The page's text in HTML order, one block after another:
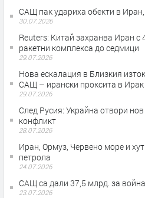
САЩ пак удариха обекти в
30.07.2026
Reuters: Китай захранва Иран с
ракетни комплекса до седмици
29.07.2026
Нова ескалация в Близкия
САЩ – ирански проксита в Ирак
29.07.2026
След Русия: Украйна отвори
конфликт
28.07.2026
Иран, Ормуз, Червено море и
петрола
24.07.2026
САЩ са дали 37,5 млрд. за
23.07.2026